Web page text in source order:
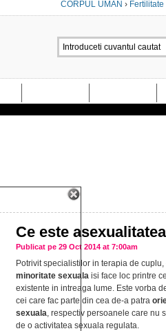
CORPUL UMAN › Fertilitate
Ce este
Publicat pe 29 Oct 2014 at 7:00am
Potrivit specialistilor in terapia de
minoritate sexuala isi face loc printre
existente in intreaga lume. Este vorba
cei care fac parte din cea de-a patra
sexuala, respectiv persoanele care nu
de o activitatea sexuala regulata.